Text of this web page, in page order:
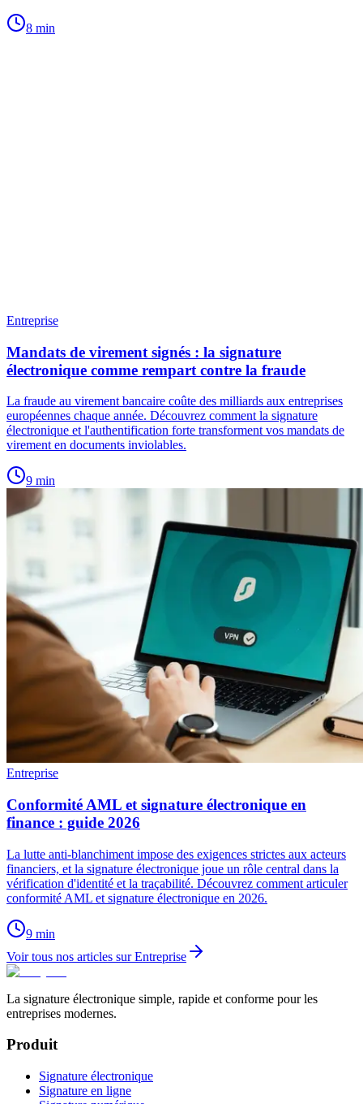
8 min
Entreprise
Mandats de virement signés : la signature
électronique comme rempart contre la fraude
La fraude au virement bancaire coûte des milliards aux entreprises
européennes chaque année. Découvrez comment la signature
électronique et l'authentification forte transforment vos mandats de
virement en documents inviolables.
9 min
Entreprise
Conformité AML et signature électronique en
finance : guide 2026
La lutte anti-blanchiment impose des exigences strictes aux acteurs
financiers, et la signature électronique joue un rôle central dans la
vérification d'identité et la traçabilité. Découvrez comment articuler
conformité AML et signature électronique en 2026.
9 min
Voir tous nos articles sur Entreprise
La signature électronique simple, rapide et conforme pour les
entreprises modernes.
Produit
Signature électronique
Signature en ligne